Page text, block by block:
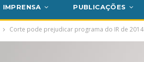
IMPRENSA PUBLICAÇÕES
Corte pode prejudicar programa do IR de 2014